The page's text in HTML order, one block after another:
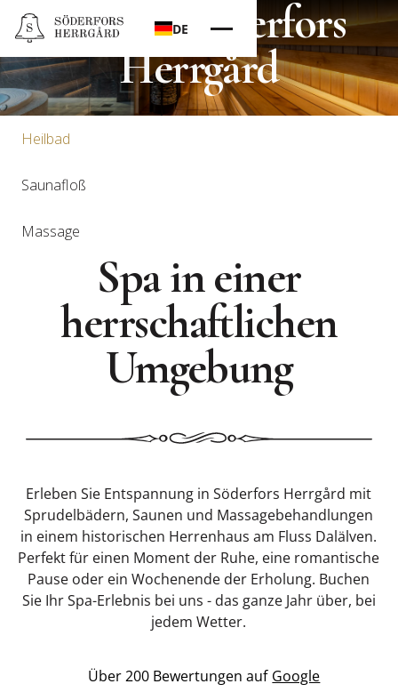
DE
Spa im Söderfors
Herrgård
Heilbad
Saunafloß
Massage
Spa in einer
herrschaftlichen
Umgebung
Erleben Sie Entspannung in Söderfors Herrgård mit
Sprudelbädern, Saunen und Massagebehandlungen
in einem historischen Herrenhaus am Fluss Dalälven.
Perfekt für einen Moment der Ruhe, eine romantische
Pause oder ein Wochenende der Erholung. Buchen
Sie Ihr Spa-Erlebnis bei uns - das ganze Jahr über, bei
jedem Wetter.
Über 200 Bewertungen auf Google